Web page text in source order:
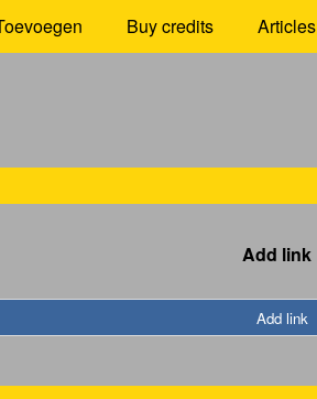
Buy credits Articles
Add link
Add link